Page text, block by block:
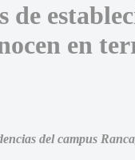
de
en
del campus